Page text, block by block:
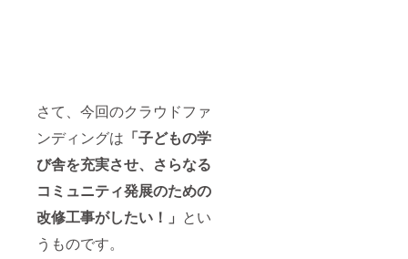
さて、今回のクラウドファ
ンディングは 「子どもの学
び舎を充実させ、さらなる
コミュニティ発展のための
改修工事がしたい！」 とい
うものです。